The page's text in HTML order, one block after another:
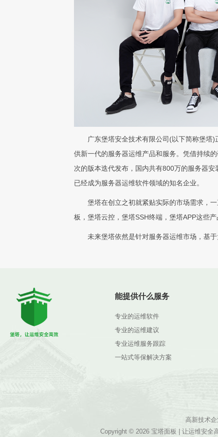
广东堡塔安全技术有限公司(以下简称堡塔
供新一代的服务器运维产品和服务。凭借持续
次的版本迭代发布，国内共有800万的服务器
已经成为服务器运维软件领域的知名企业。
堡塔在创立之初就紧贴实际的市场需求，
板，堡塔云控，堡塔SSH终端，堡塔APP这些
未来堡塔依然是针对服务器运维市场，基
能提供什么服务
专业的运维软件
专业的运维建议
专业运维服务跟踪
一站式等保解决方案
高新技术
Copyright © 2026 宝塔面板 | 让运维安全